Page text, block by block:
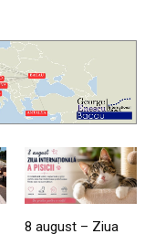
8 august – Ziua